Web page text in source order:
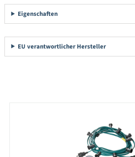
Eigenschaften
EU verantwortlicher Hersteller